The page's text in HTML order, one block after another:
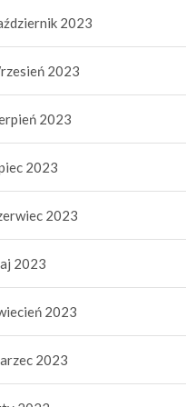
2023
2023
2023
2023
2023
2023
2023
2023